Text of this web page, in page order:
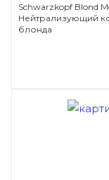
Schwarzkopf Blond
Нейтрализующий
блонда